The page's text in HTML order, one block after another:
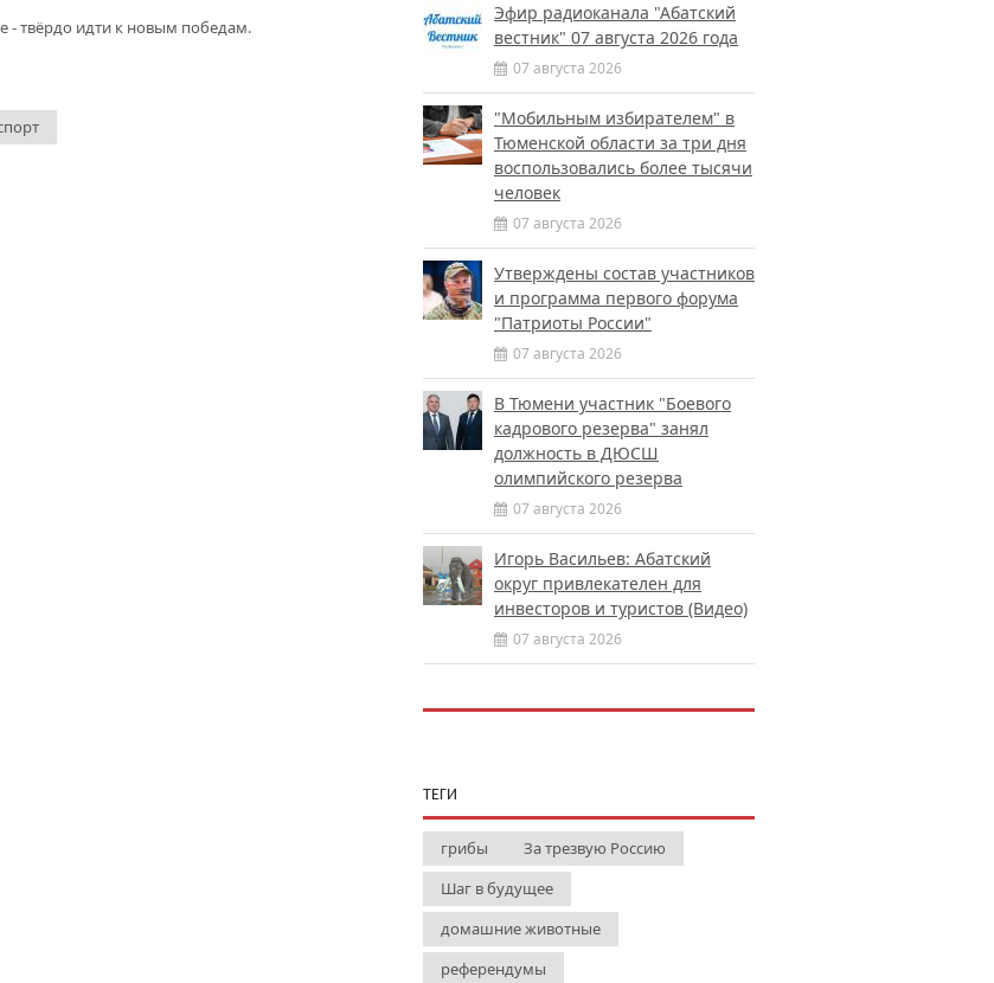
- твёрдо идти к новым победам.
Эфир радиоканала "Абатский
вестник" 07 августа 2026 года
07 августа 2026
"Мобильным избирателем" в
Тюменской области за три дня
воспользовались более тысячи
человек
07 августа 2026
Утверждены состав участников
и программа первого форума
"Патриоты России"
07 августа 2026
В Тюмени участник "Боевого
кадрового резерва" занял
должность в ДЮСШ
олимпийского резерва
07 августа 2026
Игорь Васильев: Абатский
округ привлекателен для
инвесторов и туристов (Видео)
07 августа 2026
ТЕГИ
грибы
За трезвую Россию
Шаг в будущее
домашние животные
референдумы